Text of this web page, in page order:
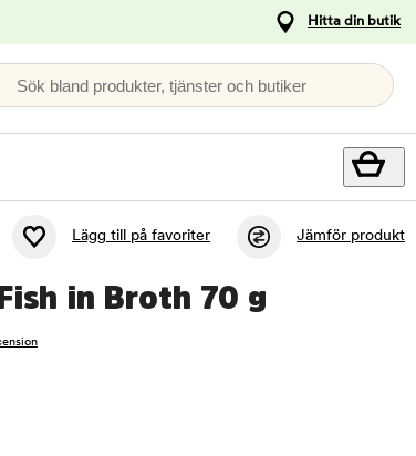
Hitta din butik
Sök bland produkter, tjänster och butiker
Lägg till på favoriter Jämför produkt
in Broth 70 g